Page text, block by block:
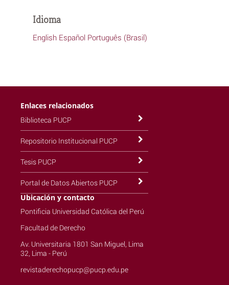
Idioma
English Español Português (Brasil)
Enlaces relacionados
Biblioteca PUCP
Repositorio Institucional PUCP
Tesis PUCP
Portal de Datos Abiertos PUCP
Ubicación y contacto
Pontificia Universidad Católica del Perú
Facultad de Derecho
Av. Universitaria 1801 San Miguel, Lima
32, Lima - Perú
revistaderechopucp@pucp.edu.pe